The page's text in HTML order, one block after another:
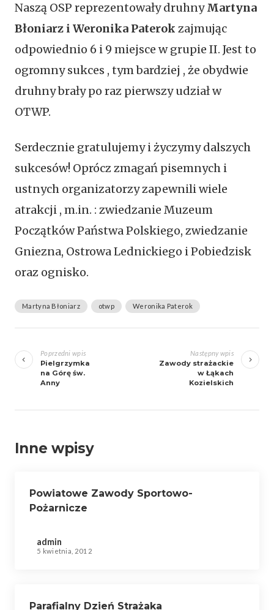
Naszą OSP reprezentowały druhnyMartyna
Błoniarz i Weronika Paterok zajmując
odpowiednio 6 i 9 miejsce w grupie II. Jest to
ogromny sukces , tym bardziej , że obydwie
druhny brały po raz pierwszy udział w
OTWP.
Serdecznie gratulujemy i życzymy dalszych
sukcesów! Oprócz zmagań pisemnych i
ustnych organizatorzy zapewnili wiele
atrakcji , m.in. : zwiedzanie Muzeum
Początków Państwa Polskiego, zwiedzanie
Gniezna, Ostrowa Lednickiego i Pobiedzisk
oraz ognisko.
Martyna Błoniarz otwp Weronika Paterok
wpisyPoprzedni wpis
Pielgrzymka
na Górę św.
Anny
Następny wpis
Zawody strażackie
w Łąkach
Kozielskich
Inne wpisy
Powiatowe Zawody Sportowo-
Pożarnicze
admin
5 kwietnia, 2012
Parafialny Dzień Strażaka